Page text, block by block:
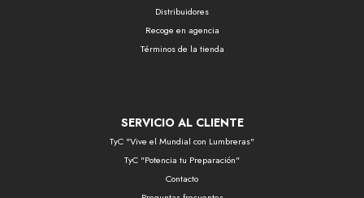
Distribuidores
Recoge en agencia
Términos de la tienda
SERVICIO AL CLIENTE
TyC "Vive el Mundial con Lumbreras"
TyC "Potencia tu Preparación"
Contacto